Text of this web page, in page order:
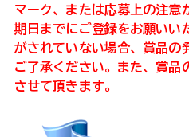
マーク、または応募上の注意
期日までにご登録をお願いい
がされていない場合、賞品の
ご了承ください。また、賞品
させて頂きます。